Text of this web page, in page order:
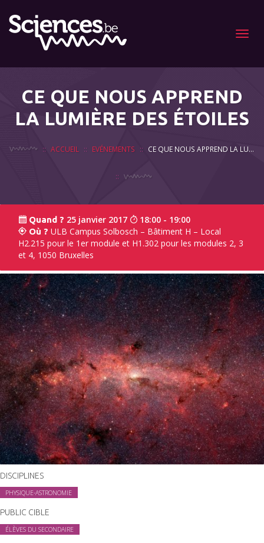
Menu
CE QUE NOUS APPREND
LA LUMIÈRE DES ÉTOILES
ACCUEIL EVÉNEMENTS CE QUE NOUS APPREND LA LUMIÈRE DES ÉTOILES
Quand ? 25 janvier 2017 18:00 - 19:00
Où ? ULB Campus Solbosch – Bâtiment H – Local
H2.215 pour le 1er module et H1.302 pour les modules 2, 3
et 4, 1050 Bruxelles
DISCIPLINES
PHYSIQUE-ASTRONOMIE
PUBLIC CIBLE
ÉLÈVES DU SECONDAIRE